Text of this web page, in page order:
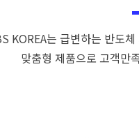
KOREA는 급변하는 반도
맞춤형 제품으로 고객만